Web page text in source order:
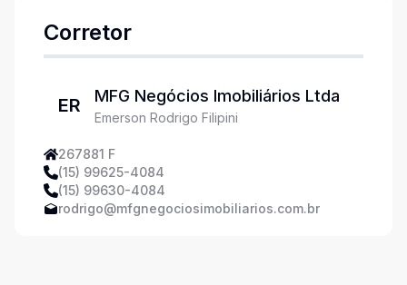
Corretor
ER MFG Negócios Imobiliários Ltda
Emerson Rodrigo Filipini
267881 F
(15) 99625-4084
(15) 99630-4084
rodrigo@mfgnegociosimobiliarios.com.br